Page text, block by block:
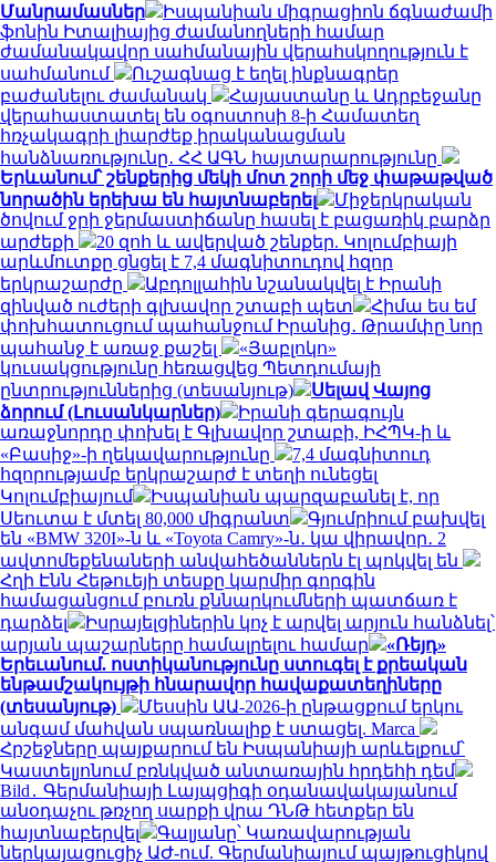
Մանրամասներ
Իսպանիան միգրացիոն ճգնաժամի
ֆոնին Իտալիայից ժամանողների համար
ժամանակավոր սահմանային վերահսկողություն է
սահմանում
Ուշագնաց է եղել ինքնագրեր
բաժանելու ժամանակ
Հայաստանը և Ադրբեջանը
վերահաստատել են օգոստոսի 8-ի Համատեղ
հռչակագրի լիարժեք իրականացման
հանձնառությունը․ ՀՀ ԱԳՆ հայտարարությունը
Երևանում՝ շենքերից մեկի մոտ շորի մեջ փաթաթված
նորածին երեխա են հայտնաբերել
Միջերկրական
ծովում ջրի ջերմաստիճանը հասել է բացառիկ բարձր
արժեքի
20 զոհ և ավերված շենքեր. Կոլումբիայի
արևմուտքը ցնցել է 7,4 մագնիտուդով հզոր
երկրաշարժը
Աբդոլլահին նշանակվել է Իրանի
զինված ուժերի գլխավոր շտաբի պետ
Հիմա ես եմ
փոխհատուցում պահանջում Իրանից․ Թրամփը նոր
պահանջ է առաջ քաշել
«Յաբլոկո»
կուսակցությունը հեռացվեց Պետդումայի
ընտրություններից (տեսանյութ)
Սելավ Վայոց
ձորում (Լուսանկարներ)
Իրանի գերագույն
առաջնորդը փոխել է Գլխավոր շտաբի, ԻՀՊԿ-ի և
«Բասիջ»-ի ղեկավարությունը
7,4 մագնիտուդ
հզորությամբ երկրաշարժ է տեղի ունեցել
Կոլումբիայում
Իսպանիան պարզաբանել է, որ
Սեուտա է մտել 80,000 միգրանտ
Գյումրիում բախվել
են «BMW 320I»-ն և «Toyota Camry»-ն․ կա վիրավոր․ 2
ավտոմեքենաների անվահեծաններն էլ պոկվել են
Հղի Էնն Հեթուեյի տեսքը կարմիր գորգին
համացանցում բուռն քննարկումների պատճառ է
դարձել
Իսրայելցիներին կոչ է արվել արյուն հանձնել՝
արյան պաշարները համալրելու համար
«Ռեյդ»
Երեւանում. ոստիկանությունը ստուգել է քրեական
ենթամշակույթի հնարավոր հավաքատեղիները
(տեսանյութ)
Մեսսին ԱԱ-2026-ի ընթացքում երկու
անգամ մահվան սպառնալիք է ստացել. Marca
Հրշեջները պայքարում են Իսպանիայի արևելքում՝
Կաստելյոնում բռնկված անտառային հրդեհի դեմ
Bild․ Գերմանիայի Լայպցիգի օդանավակայանում
անօդաչու թռչող սարքի վրա ԴՆԹ հետքեր են
հայտնաբերվել
Գալյանը՝ Կառավարության
ներկայացուցիչ ԱԺ-ում. Գերմանիայում պայթուցիկով